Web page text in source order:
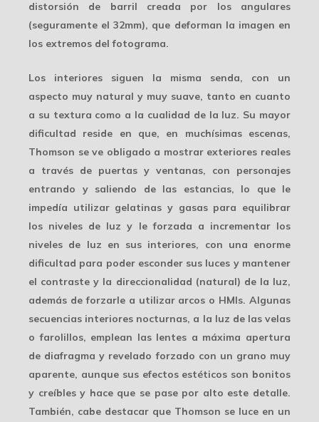
distorsión de barril creada por los angulares
(seguramente el 32mm), que deforman la imagen en
los extremos del fotograma.
Los interiores siguen la misma senda, con un
aspecto muy natural y muy suave, tanto en cuanto
a su textura como a la cualidad de la luz. Su mayor
dificultad reside en que, en muchísimas escenas,
Thomson se ve obligado a mostrar exteriores reales
a través de puertas y ventanas, con personajes
entrando y saliendo de las estancias, lo que le
impedía utilizar gelatinas y gasas para equilibrar
los niveles de luz y le forzada a incrementar los
niveles de luz en sus interiores, con una enorme
dificultad para poder esconder sus luces y mantener
el contraste y la direccionalidad (natural) de la luz,
además de forzarle a utilizar arcos o HMIs. Algunas
secuencias interiores nocturnas, a la luz de las velas
o farolillos, emplean las lentes a máxima apertura
de diafragma y revelado forzado con un grano muy
aparente, aunque sus efectos estéticos son bonitos
y creíbles y hace que se pase por alto este detalle.
También, cabe destacar que Thomson se luce en un